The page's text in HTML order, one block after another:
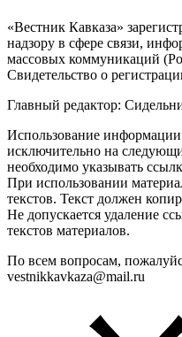
«Вестник Кавказа»
надзору в сфере связи,
массовых коммуникаций
Свидетельство о
Главный редактор:
Использование
исключительно на
необходимо указывать
При использовании
текстов. Текст должен
Не допускается удаление
текстов материалов.
По всем вопросам,
vestnikkavkaza@mail.ru